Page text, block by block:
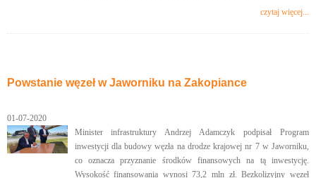
czytaj więcej...
Powstanie węzeł w Jaworniku na Zakopiance
01-07-2020
Minister infrastruktury Andrzej Adamczyk podpisał Program
inwestycji dla budowy węzła na drodze krajowej nr 7 w Jaworniku,
co oznacza przyznanie środków finansowych na tą inwestycję.
Wysokość finansowania wynosi 73,2 mln zł. Bezkolizyjny węzeł